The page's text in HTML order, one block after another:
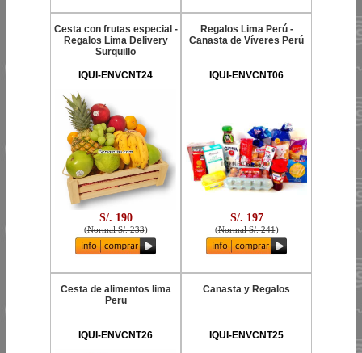
Cesta con frutas especial -
Regalos Lima Delivery
Surquillo
IQUI-ENVCNT24
S/. 190
(Normal S/. 233)
Regalos Lima Perú -
Canasta de Víveres Perú
IQUI-ENVCNT06
S/. 197
(Normal S/. 241)
Cesta de alimentos lima
Peru
IQUI-ENVCNT26
Canasta y Regalos
IQUI-ENVCNT25